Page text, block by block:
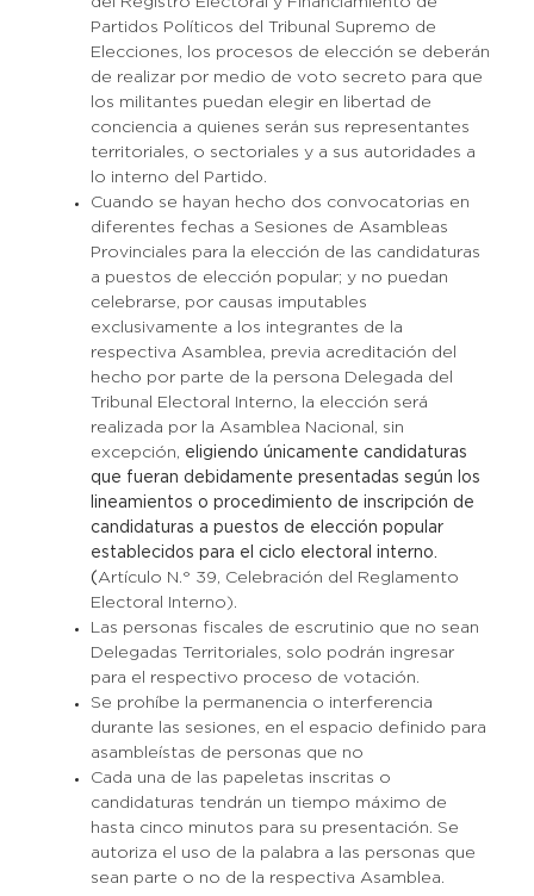
Partidos Políticos del Tribunal Supremo de
Elecciones, los procesos de elección se deberán
de realizar por medio de voto secreto para que
los militantes puedan elegir en libertad de
conciencia a quienes serán sus representantes
territoriales, o sectoriales y a sus autoridades a
lo interno del Partido.
Cuando se hayan hecho dos convocatorias en
diferentes fechas a Sesiones de Asambleas
Provinciales para la elección de las candidaturas
a puestos de elección popular; y no puedan
celebrarse, por causas imputables
exclusivamente a los integrantes de la
respectiva Asamblea, previa acreditación del
hecho por parte de la persona Delegada del
Tribunal Electoral Interno, la elección será
realizada por la Asamblea Nacional, sin
excepción, eligiendo únicamente candidaturas
que fueran debidamente presentadas según los
lineamientos o procedimiento de inscripción de
candidaturas a puestos de elección popular
establecidos para el ciclo electoral interno.
( Artículo N.° 39, Celebración del Reglamento
Electoral Interno).
Las personas fiscales de escrutinio que no sean
Delegadas Territoriales, solo podrán ingresar
para el respectivo proceso de votación.
Se prohíbe la permanencia o interferencia
durante las sesiones, en el espacio definido para
asambleístas de personas que no
Cada una de las papeletas inscritas o
candidaturas tendrán un tiempo máximo de
hasta cinco minutos para su presentación. Se
autoriza el uso de la palabra a las personas que
sean parte o no de la respectiva Asamblea.